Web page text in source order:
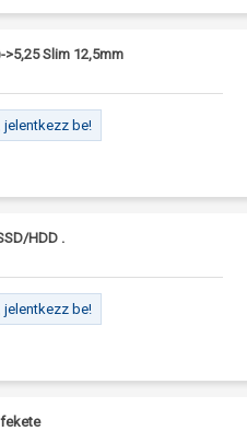
Slim 12,5mm
jelentkezz be!
HDD .
jelentkezz be!